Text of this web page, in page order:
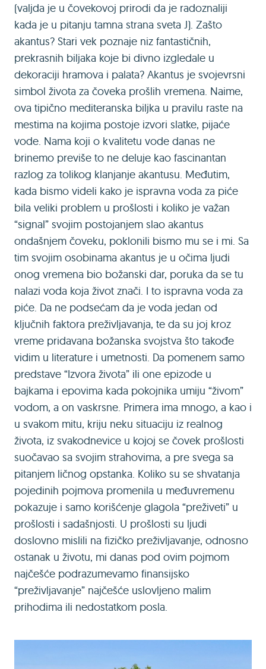
(valjda je u čovekovoj prirodi da je radoznaliji
kada je u pitanju tamna strana sveta J). Zašto
akantus? Stari vek poznaje niz fantastičnih,
prekrasnih biljaka koje bi divno izgledale u
dekoraciji hramova i palata? Akantus je svojevrsni
simbol života za čoveka prošlih vremena. Naime,
ova tipično mediteranska biljka u pravilu raste na
mestima na kojima postoje izvori slatke, pijaće
vode. Nama koji o kvalitetu vode danas ne
brinemo previše to ne deluje kao fascinantan
razlog za tolikog klanjanje akantusu. Međutim,
kada bismo videli kako je ispravna voda za piće
bila veliki problem u prošlosti i koliko je važan
“signal” svojim postojanjem slao akantus
ondašnjem čoveku, poklonili bismo mu se i mi. Sa
tim svojim osobinama akantus je u očima ljudi
onog vremena bio božanski dar, poruka da se tu
nalazi voda koja život znači. I to ispravna voda za
piće. Da ne podsećam da je voda jedan od
ključnih faktora preživljavanja, te da su joj kroz
vreme pridavana božanska svojstva što takođe
vidim u literature i umetnosti. Da pomenem samo
predstave “Izvora života” ili one epizode u
bajkama i epovima kada pokojnika umiju “živom”
vodom, a on vaskrsne. Primera ima mnogo, a kao i
u svakom mitu, kriju neku situaciju iz realnog
života, iz svakodnevice u kojoj se čovek prošlosti
suočavao sa svojim strahovima, a pre svega sa
pitanjem ličnog opstanka. Koliko su se shvatanja
pojedinih pojmova promenila u međuvremenu
pokazuje i samo korišćenje glagola “preživeti” u
prošlosti i sadašnjosti. U prošlosti su ljudi
doslovno mislili na fizičko preživljavanje, odnosno
ostanak u životu, mi danas pod ovim pojmom
najčešće podrazumevamo finansijsko
“preživljavanje” najčešće uslovljeno malim
prihodima ili nedostatkom posla.